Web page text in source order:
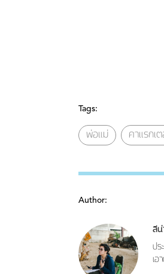
Tags:
พ่อแม่ คาแรกเ
Author:
ลีน่
ปร
เอ